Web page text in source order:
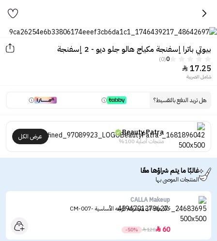
بيوتي باترا إسفنجة مكياج هالو جلو ديو - 2 إسفنجة
0
(0)
17.25

شامل الضريبة
هل تريد الدفع بالتقسيط؟
Beauty Patra
منتجات أصلية 100%
عرض الكل
غالبًا ما يتم شراؤها معًا
المنتجات الموصى بها
CALLA Makeup
كالا ميك اب مجموعة الوجه الأساسية -CM-007
60

120

-50%